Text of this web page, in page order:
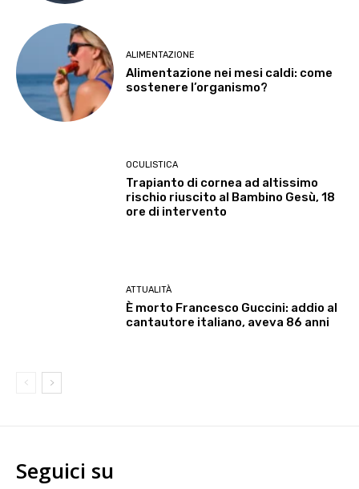
ALIMENTAZIONE
Alimentazione nei mesi caldi: come
sostenere l’organismo?
OCULISTICA
Trapianto di cornea ad altissimo
rischio riuscito al Bambino Gesù, 18
ore di intervento
ATTUALITÀ
È morto Francesco Guccini: addio al
cantautore italiano, aveva 86 anni
Seguici su